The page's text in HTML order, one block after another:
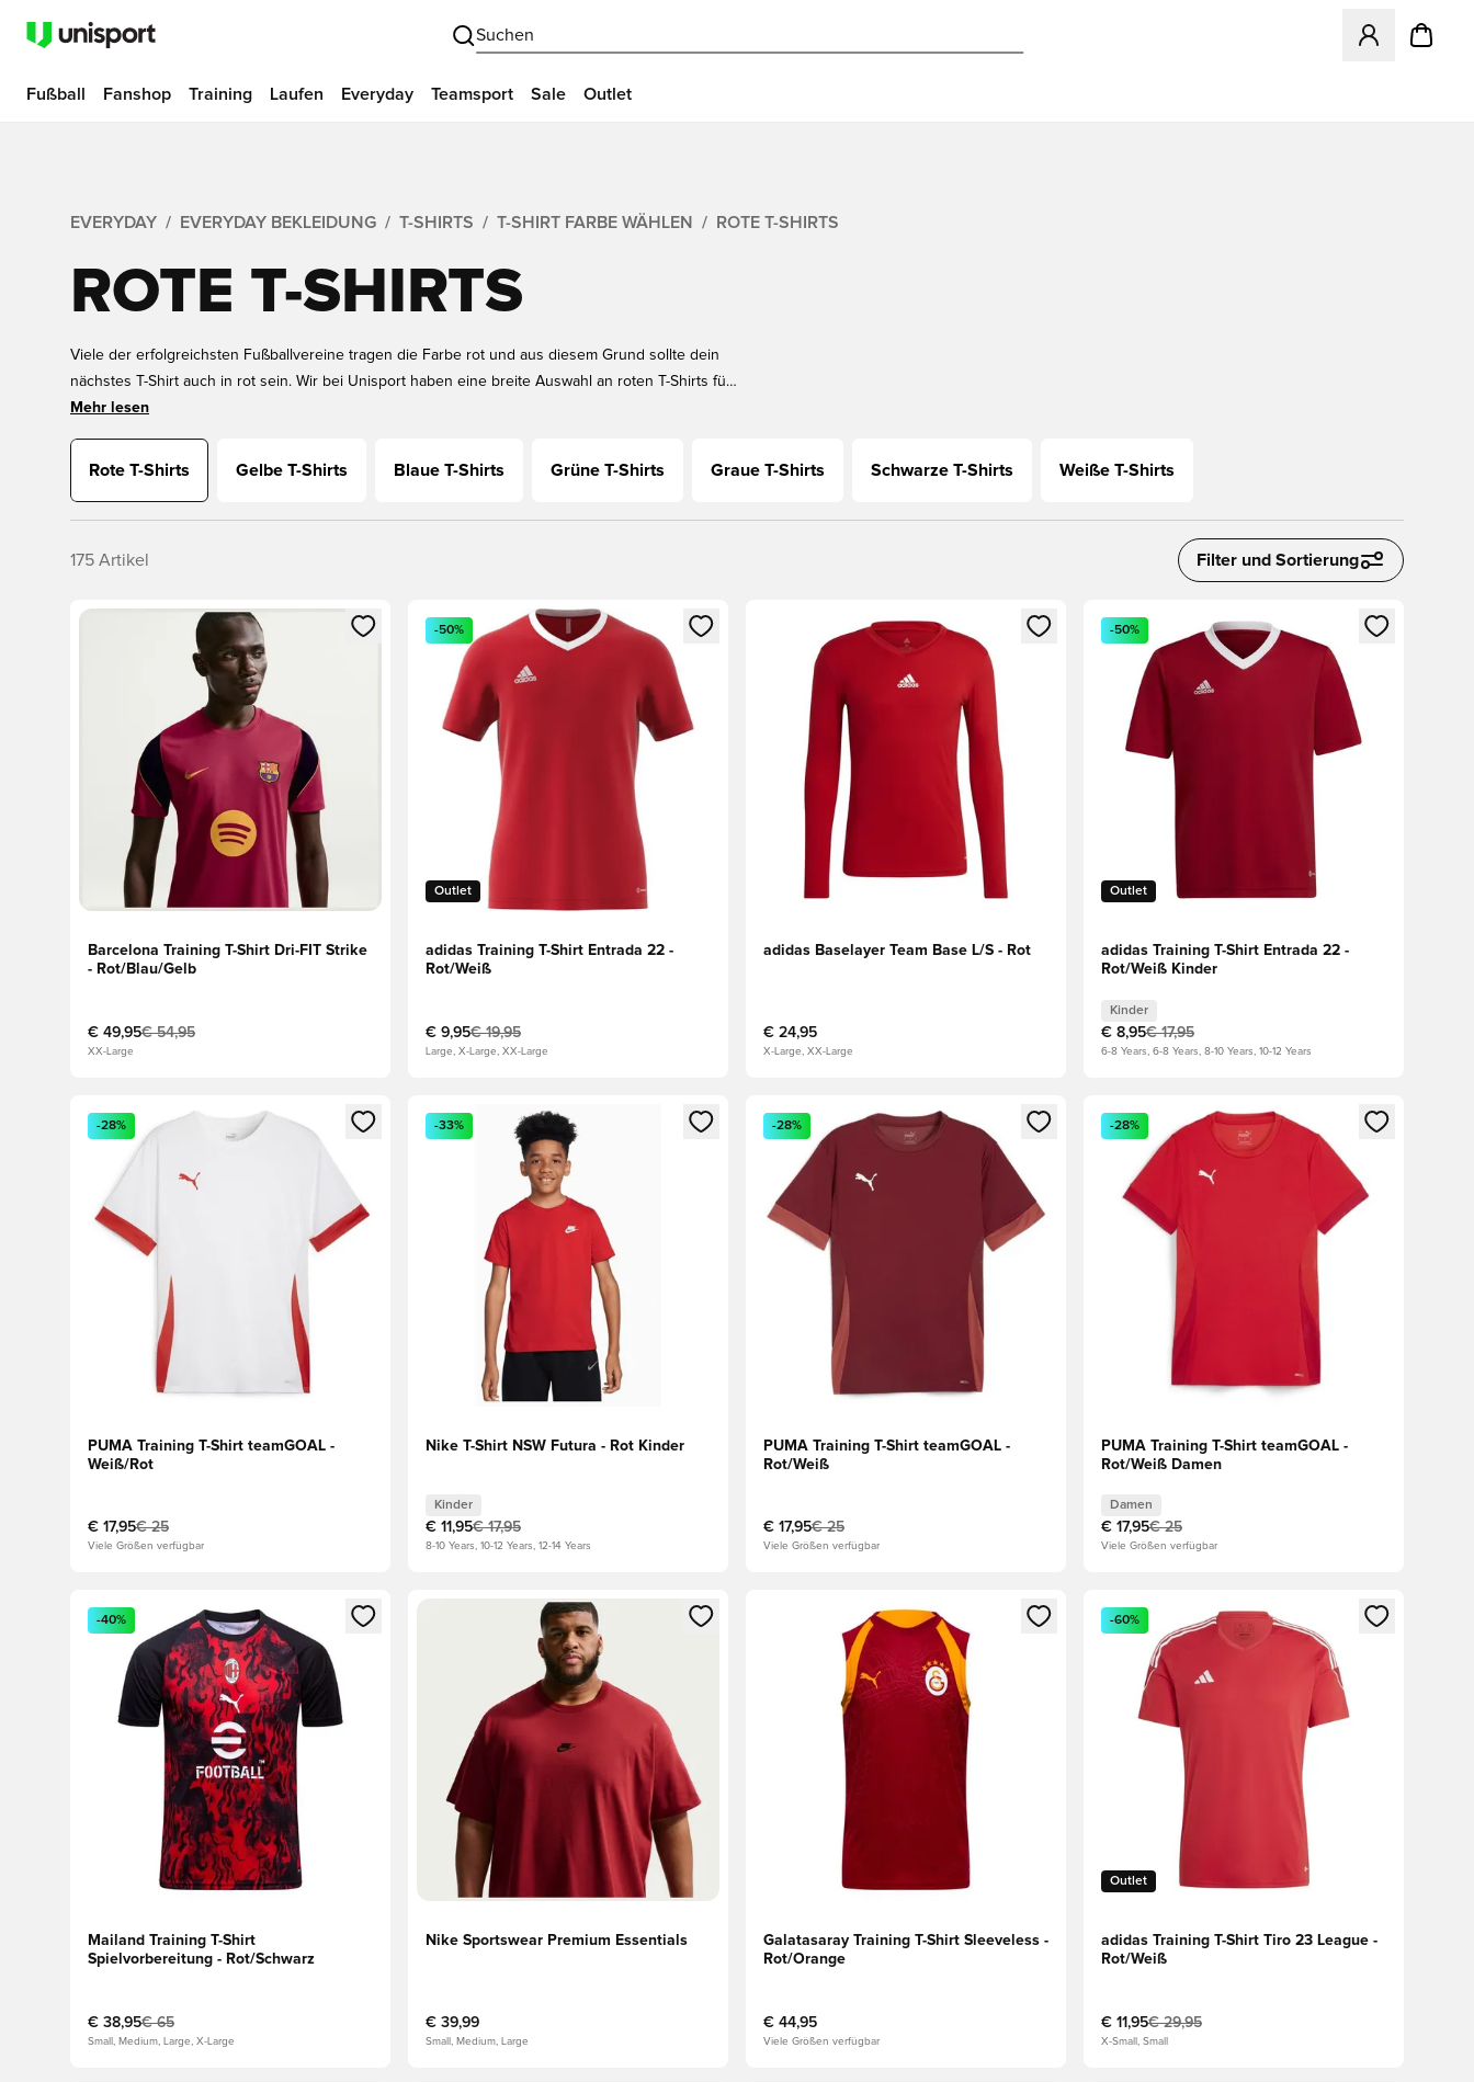
Suchen
Öffnet ein
Fußball Fanshop Training Laufen Everyday Teamsport Sale Outlet
EVERYDAY EVERYDAY BEKLEIDUNG T-SHIRTS T-SHIRT FARBE WÄHLEN ROTE T-SHIRTS
ROTE T-SHIRTS
Viele der erfolgreichsten Fußballvereine tragen die Farbe rot und aus diesem Grund sollte dein
nächstes T-Shirt auch in rot sein. Wir bei Unisport haben eine breite Auswahl an roten T-Shirts für
den Fußball, Trainings T-shirts oder Lifestyle T-Shirts. Hole dir ein rotes T-Shirts für Herren, Damen
Vereine und kaufe ein rotes T-Shirt bei Unisport.
Mehr lesen
Rote T-Shirts Gelbe T-Shirts Blaue T-Shirts Grüne T-Shirts Graue T-Shirts Schwarze T-Shirts Weiße T-Shirts
175 Artikel Filter und Sortierung
Öffnet ein Fenster zum Anmelden oder Registrieren als Mitglied
Barcelona Training T-Shirt Dri-FIT Strike
- Rot/Blau/Gelb
€ 49,95€ 54,95
XX-Large
Öffnet ein Fenster zum Anmelden oder Registrieren als Mitglied
Outlet
-50%
adidas Training T-Shirt Entrada 22 -
Rot/Weiß
€ 9,95€ 19,95
Large, X-Large, XX-Large
Öffnet ein Fenster zum Anmelden oder Registrieren als Mitglied
adidas Baselayer Team Base L/S - Rot
€ 24,95
X-Large, XX-Large
Öffnet ein Fenster zum Anmelden oder
Outlet
-50%
adidas Training T-Shirt Entrada 22 -
Rot/Weiß Kinder
Kinder
€ 8,95€ 17,95
6-8 Years, 6-8 Years, 8-10 Years, 10-12 Years
Öffnet ein Fenster zum Anmelden oder Registrieren als Mitglied
-28%
PUMA Training T-Shirt teamGOAL -
Weiß/Rot
€ 17,95€ 25
Viele Größen verfügbar
Öffnet ein Fenster zum Anmelden oder Registrieren als Mitglied
-33%
Nike T-Shirt NSW Futura - Rot Kinder
Kinder
€ 11,95€ 17,95
8-10 Years, 10-12 Years, 12-14 Years
Öffnet ein Fenster zum Anmelden oder Registrieren als Mitglied
-28%
PUMA Training T-Shirt teamGOAL -
Rot/Weiß
€ 17,95€ 25
Viele Größen verfügbar
Öffnet ein Fenster zum Anmelden oder
-28%
PUMA Training T-Shirt teamGOAL -
Rot/Weiß Damen
Damen
€ 17,95€ 25
Viele Größen verfügbar
Öffnet ein Fenster zum Anmelden oder Registrieren als Mitglied
-40%
Mailand Training T-Shirt
Spielvorbereitung - Rot/Schwarz
€ 38,95€ 65
Small, Medium, Large, X-Large
Öffnet ein Fenster zum Anmelden oder Registrieren als Mitglied
Nike Sportswear Premium Essentials
€ 39,99
Small, Medium, Large
Öffnet ein Fenster zum Anmelden oder Registrieren als Mitglied
Galatasaray Training T-Shirt Sleeveless -
Rot/Orange
€ 44,95
Viele Größen verfügbar
Öffnet ein Fenster zum Anmelden oder
Outlet
-60%
adidas Training T-Shirt Tiro 23 League -
Rot/Weiß
€ 11,95€ 29,95
X-Small, Small